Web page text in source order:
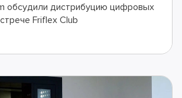
обсудили дистрибуцию цифровых
Friflex Club